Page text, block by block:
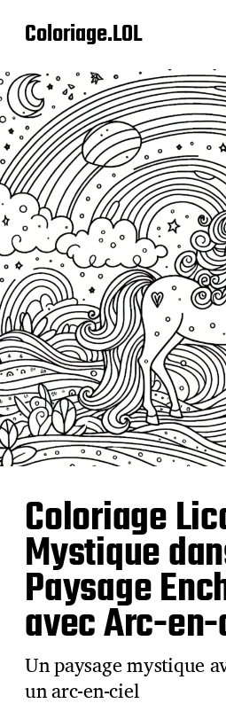
Coloriage.LOL
Coloriage
Mystique
Paysage
avec Arc-
Un paysage mystique
un arc-en-ciel